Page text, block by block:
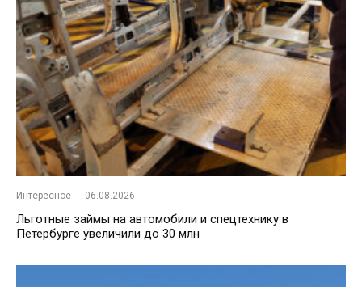
Интересное · 06.08.2026
Льготные займы на автомобили и спецтехнику в
Петербурге увеличили до 30 млн